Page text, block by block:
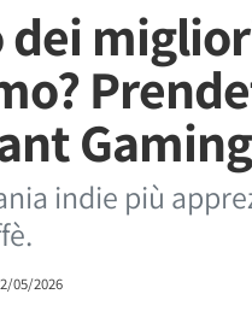
dei
Gaming
indie più
05/2026